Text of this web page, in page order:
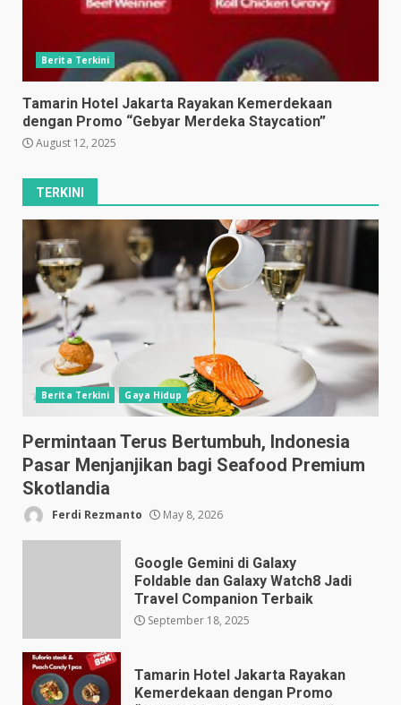
Berita Terkini
Tamarin Hotel Jakarta Rayakan Kemerdekaan
dengan Promo “Gebyar Merdeka Staycation”
August 12, 2025
TERKINI
Berita Terkini Gaya Hidup
Permintaan Terus Bertumbuh, Indonesia
Pasar Menjanjikan bagi Seafood Premium
Skotlandia
Ferdi Rezmanto May 8, 2026
Google Gemini di Galaxy
Foldable dan Galaxy Watch8 Jadi
Travel Companion Terbaik
September 18, 2025
Tamarin Hotel Jakarta Rayakan
Kemerdekaan dengan Promo